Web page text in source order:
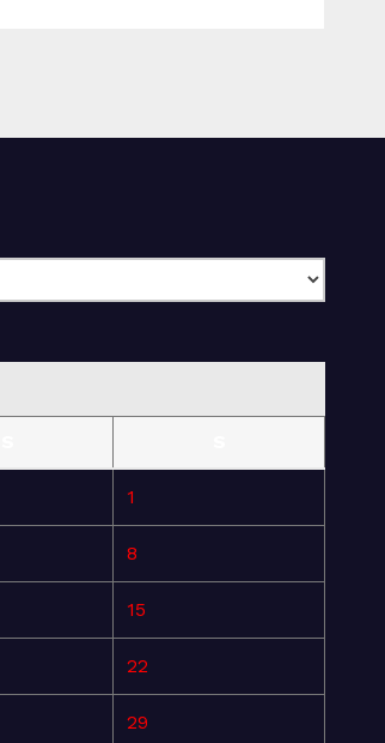
1
8
15
22
29